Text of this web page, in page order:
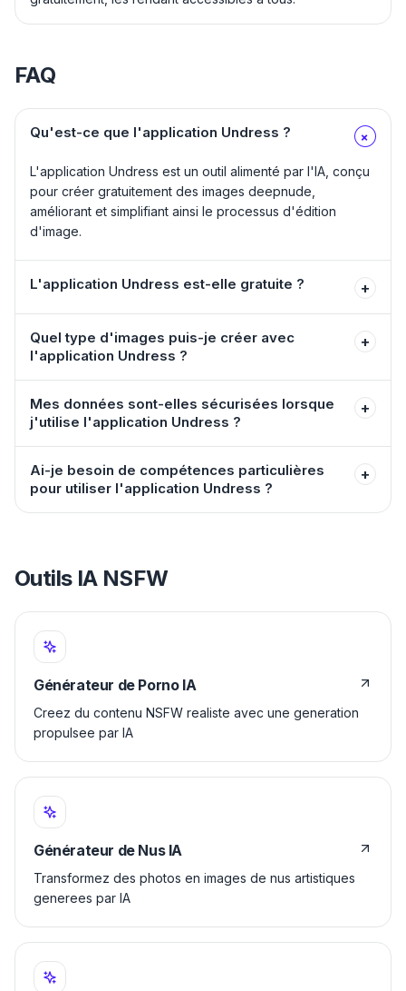
FAQ
Qu'est-ce que l'application Undress ? +
L'application Undress est un outil alimenté par l'IA, conçu
pour créer gratuitement des images deepnude,
améliorant et simplifiant ainsi le processus d'édition
d'image.
L'application Undress est-elle gratuite ? +
Quel type d'images puis-je créer avec
l'application Undress ?
+
Mes données sont-elles sécurisées lorsque
j'utilise l'application Undress ?
+
Ai-je besoin de compétences particulières
pour utiliser l'application Undress ?
+
Outils IA NSFW
Générateur de Porno IA
Creez du contenu NSFW realiste avec une generation
propulsee par IA
Générateur de Nus IA
Transformez des photos en images de nus artistiques
generees par IA